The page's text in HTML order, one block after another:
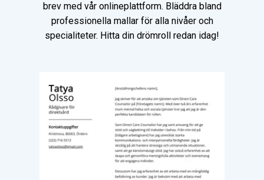
brev med vår onlineplattform. Bläddra bland
professionella mallar för alla nivåer och
specialiteter. Hitta din drömroll redan idag!